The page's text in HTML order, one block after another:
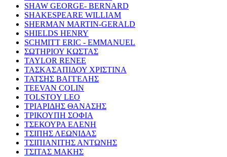
SHAW GEORGE- BERNARD
SHAKESPEARE WILLIAM
SHERMAN MARTIN-GERALD
SHIELDS HENRY
SCHMITT ERIC - EMMANUEL
ΣΩΤΗΡΙΟΥ ΚΩΣΤΑΣ
TAYLOR RENEE
ΤΑΣΚΑΣΑΠΙΔΟΥ ΧΡΙΣΤΙΝΑ
ΤΑΤΣΗΣ ΒΑΓΓΕΛΗΣ
TEEVAN COLIN
TOLSTOY LEO
ΤΡΙΑΡΙΔΗΣ ΘΑΝΑΣΗΣ
ΤΡΙΚΟΥΠΗ ΣΟΦΙΑ
ΤΣΕΚΟΥΡΑ ΕΛΕΝΗ
ΤΣΙΠΗΣ ΛΕΩΝΙΔΑΣ
ΤΣΙΠΙΑΝΙΤΗΣ ΑΝΤΩΝΗΣ
ΤΣΙΤΑΣ ΜΑΚΗΣ